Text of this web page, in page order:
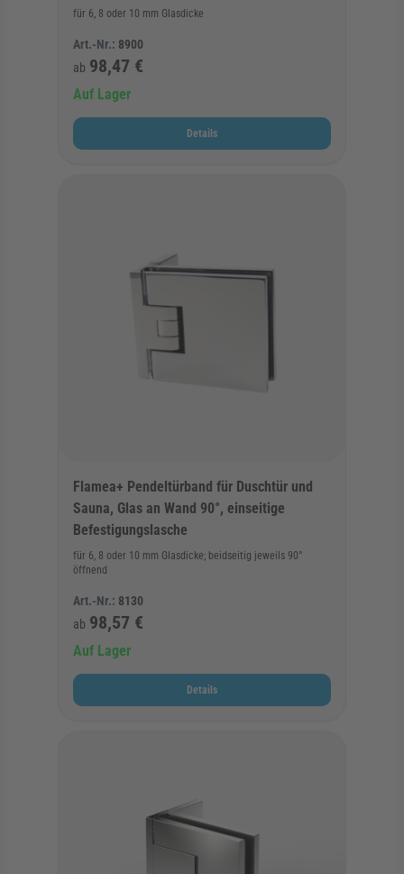
für 6, 8 oder 10 mm Glasdicke
Art.-Nr.: 8900
ab 98,47 €
Auf Lager
Details
Flamea+ Pendeltürband für Duschtür und
Sauna, Glas an Wand 90°, einseitige
Befestigungslasche
für 6, 8 oder 10 mm Glasdicke; beidseitig jeweils 90°
öffnend
Art.-Nr.: 8130
ab 98,57 €
Auf Lager
Details